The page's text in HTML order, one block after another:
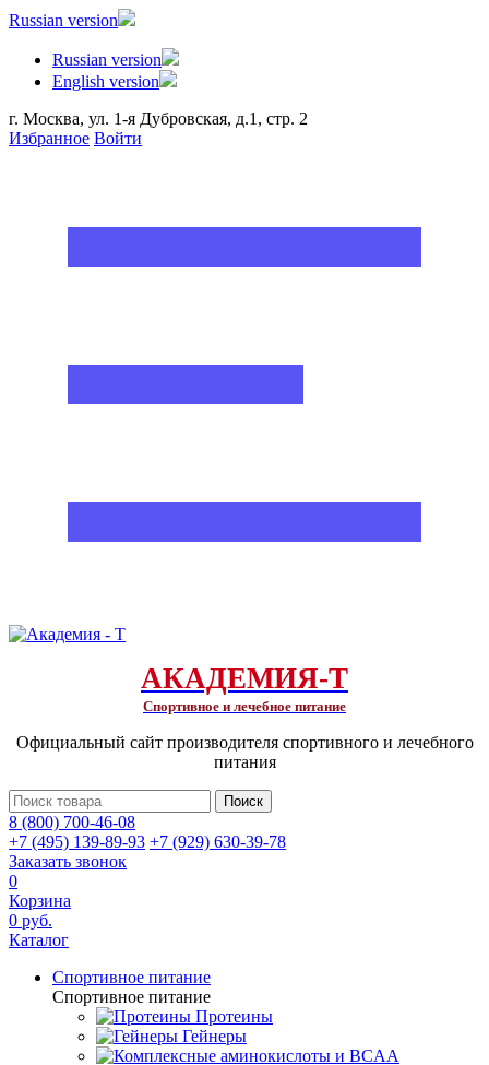
Russian version
Russian version
English version
г. Москва, ул. 1-я Дубровская, д.1, стр. 2
Избранное Войти
АКАДЕМИЯ-Т
Спортивное и лечебное питание
Официальный сайт производителя спортивного и лечебного
питания
Поиск
8 (800) 700-46-08
+7 (495) 139-89-93 +7 (929) 630-39-78
Заказать звонок
0
Корзина
0 руб.
Каталог
Спортивное питание
Спортивное питание
Протеины
Гейнеры